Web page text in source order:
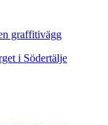
i Södertälje